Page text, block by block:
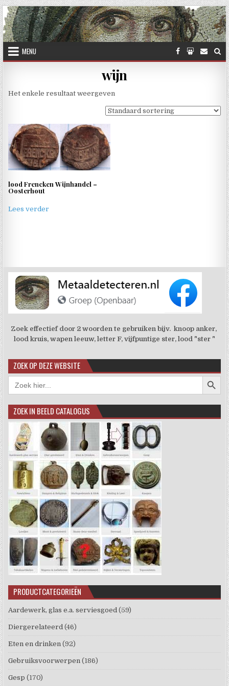
Skip to content
MENU
wijn
Het enkele resultaat weergeven
lood Frencken Wijnhandel –
Oosterhout
Lees verder
Zoek effectief door 2 woorden te gebruiken bijv. knoop anker,
lood kruis, wapen leeuw, letter F, vijfpuntige ster, lood "ster "
ZOEK OP DEZE WEBSITE
Zoek
naar:
ZOEK IN BEELD CATALOGUS
PRODUCTCATEGORIEËN
Aardewerk, glas e.a. serviesgoed (59)
Diergerelateerd (46)
Eten en drinken (92)
Gebruiksvoorwerpen (186)
Gesp (170)